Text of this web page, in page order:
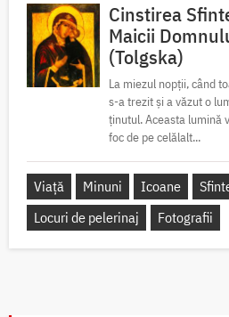
Cinstirea
Maicii
(Tolgska)
La miezul nopții, când
s-a trezit și a văzut o
ținutul. Aceasta lumină
foc de pe celălalt...
Viață Minuni Icoane
Locuri de pelerinaj
Fotografii